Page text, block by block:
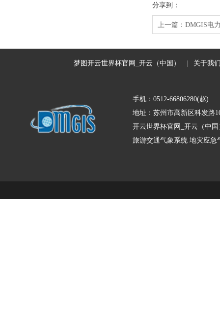
分享到：
上一篇： DMGIS电
梦图开云世界杯官网_开云（中国） 关于我
手机：0512-66806280(赵)
地址：苏州市高新区科发路
开云世界杯官网_开云（中
旅游交通气象系统 地灾应急